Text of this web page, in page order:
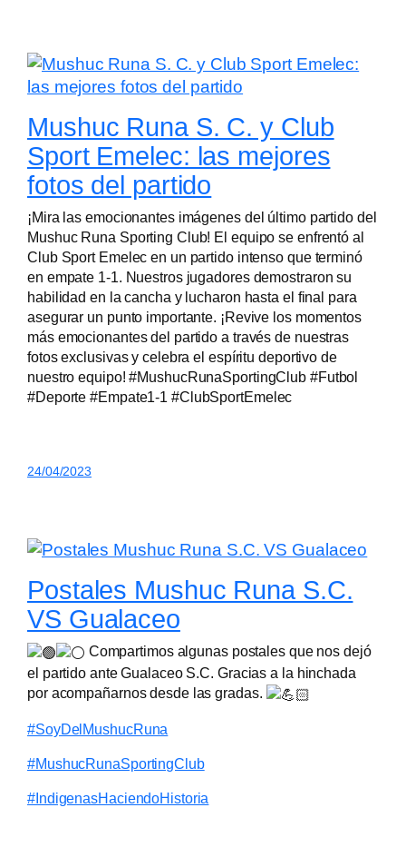
Mushuc Runa S. C. y Club
Sport Emelec: las mejores
fotos del partido
¡Mira las emocionantes imágenes del último partido del
Mushuc Runa Sporting Club! El equipo se enfrentó al
Club Sport Emelec en un partido intenso que terminó
en empate 1-1. Nuestros jugadores demostraron su
habilidad en la cancha y lucharon hasta el final para
asegurar un punto importante. ¡Revive los momentos
más emocionantes del partido a través de nuestras
fotos exclusivas y celebra el espíritu deportivo de
nuestro equipo! #MushucRunaSportingClub #Futbol
#Deporte #Empate1-1 #ClubSportEmelec
24/04/2023
Postales Mushuc Runa S.C.
VS Gualaceo
Compartimos algunas postales que nos dejó
el partido ante Gualaceo S.C. Gracias a la hinchada
por acompañarnos desde las gradas.
#SoyDelMushucRuna
#MushucRunaSportingClub
#IndigenasHaciendoHistoria